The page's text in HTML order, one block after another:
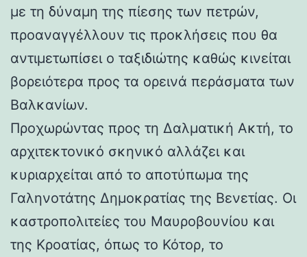
με τη δύναμη της πίεσης των πετρών,
προαναγγέλλουν τις προκλήσεις που θα
αντιμετωπίσει ο ταξιδιώτης καθώς κινείται
βορειότερα προς τα ορεινά περάσματα των
Βαλκανίων.
Προχωρώντας προς τη Δαλματική Ακτή, το
αρχιτεκτονικό σκηνικό αλλάζει και
κυριαρχείται από το αποτύπωμα της
Γαληνοτάτης Δημοκρατίας της Βενετίας. Οι
καστροπολιτείες του Μαυροβουνίου και
της Κροατίας, όπως το Κότορ, το